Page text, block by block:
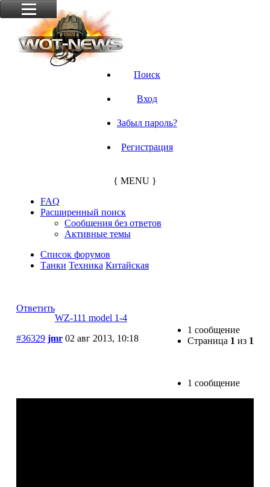
Поиск
Вход
Забыл пароль?
Регистрация
{ MENU }
FAQ
Расширенный поиск
Сообщения без ответов
Активные темы
Список форумов
Танки Техника Китайская
1 сообщение
Страница 1 из 1
1 сообщение
Ответить
WZ-111 model 1-4
#36329 jmr 02 авг 2013, 10:18